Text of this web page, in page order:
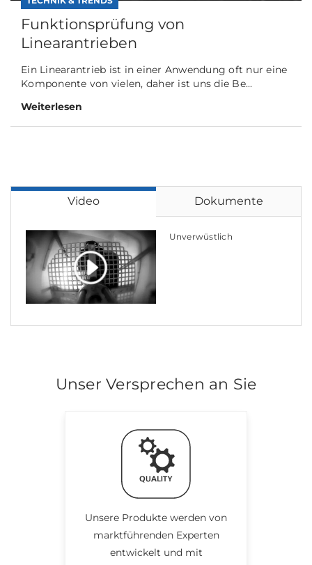
Funktionsprüfung von
Linearantrieben
Ein Linearantrieb ist in einer Anwendung oft nur eine
Komponente von vielen, daher ist uns die Be...
Weiterlesen
Video Dokumente
Unverwüstlich
Unser Versprechen an Sie
Unsere Produkte werden von
marktführenden Experten
entwickelt und mit